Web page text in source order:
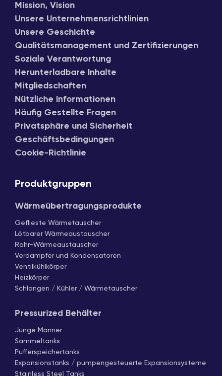
Mission, Vision
Unsere Unternehmensrichtlinien
Unsere Geschichte
Qualitätsmanagement und Zertifizierungen
Soziale Verantwortung
Herunterladbare Inhalte
Mitgliedschaften
Nützliche Informationen
Häufig Gestellte Fragen
Privatsphäre und Sicherheit
Geschäftsbedingungen
Cookie-Richtlinie
Produktgruppen
Wärmeübertragungsprodukte
Geflieste Wärmetauscher
Lötbarer Wärmeaustauscher
Rohr-Wärmeaustauscher
Verdampfer und Kondensatoren
Ventilkühlkörper
Heizkörper
Schlangen / Kühler / Wärmetauscher
Pressurized Behälter
Junge Männer
Sammeltanks
Pufferspeichertanks
Expansionstanks / pumpengesteuerte Expansionsysteme
Stainless Steel Tanks